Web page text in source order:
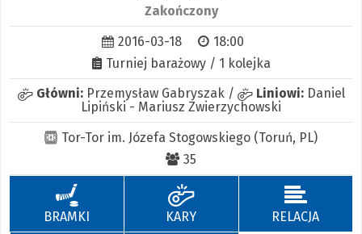
Zakończony
2016-03-18
18:00
Turniej barażowy / 1 kolejka
Główni: Przemysław Gabryszak / Liniowi: Daniel
Lipiński - Mariusz Zwierzychowski
Tor-Tor im. Józefa Stogowskiego (Toruń, PL)
35
BRAMKI KARY RELACJA